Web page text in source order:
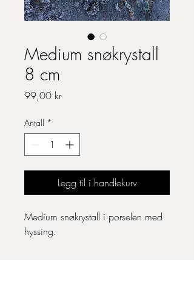
Medium snøkrystall
8 cm
99,00 krPris
Antall *
Legg til i handlekurv
Medium snøkrystall i porselen med
hyssing.